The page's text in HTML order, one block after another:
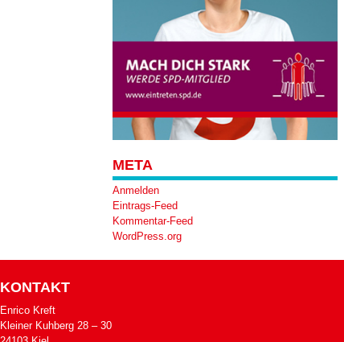
META
Anmelden
Eintrags-Feed
Kommentar-Feed
WordPress.org
KONTAKT
Enrico Kreft
Klei­ner Kuh­berg 28 – 30